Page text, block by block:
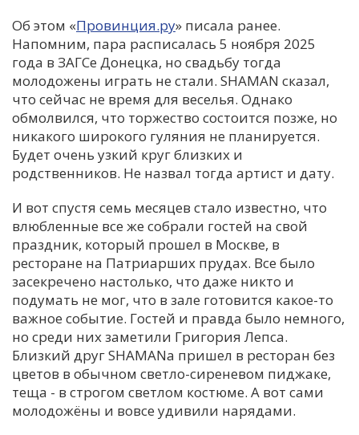
Н
Ч
Я
Об этом «Провинция.ру» писала ранее.
Напомним, пара расписалась 5 ноября 2025
года в ЗАГСе Донецка, но свадьбу тогда
молодожены играть не стали. SHAMAN сказал,
что сейчас не время для веселья. Однако
обмолвился, что торжество состоится позже, но
никакого широкого гуляния не планируется.
Будет очень узкий круг близких и
родственников. Не назвал тогда артист и дату.
И вот спустя семь месяцев стало известно, что
влюбленные все же собрали гостей на свой
праздник, который прошел в Москве, в
ресторане на Патриарших прудах. Все было
засекречено настолько, что даже никто и
подумать не мог, что в зале готовится какое-то
важное событие. Гостей и правда было немного,
но среди них заметили Григория Лепса.
Близкий друг SHAMANа пришел в ресторан без
цветов в обычном светло-сиреневом пиджаке,
теща - в строгом светлом костюме. А вот сами
молодожёны и вовсе удивили нарядами.